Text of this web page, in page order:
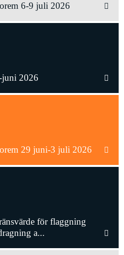
6-9 juli 2026
juni 2026
29 juni-3 juli 2026
för flaggning
a...